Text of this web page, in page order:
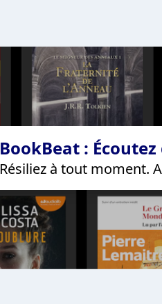
BookBeat :
Résiliez à tout moment.